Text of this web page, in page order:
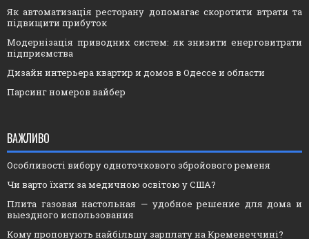
Як автоматизація ресторану допомагає скоротити втрати та
підвищити прибуток
Модернізація приводних систем: як знизити енерговитрати
підприємства
Дизайн интерьера квартир и домов в Одессе и области
Парсинг номеров вайбер
ВАЖЛИВО
Особливості вибору одноточкового збройового ременя
Чи варто їхати за медичною освітою у США?
Плита газовая настольная — удобное решение для дома и
выездного использования
Кому пропонують найбільшу зарплату на Кременеччині?